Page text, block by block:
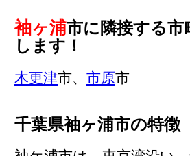
袖ヶ浦市に隣接する市
します！
木更津市、 市原市
千葉県袖ヶ浦市の特徴